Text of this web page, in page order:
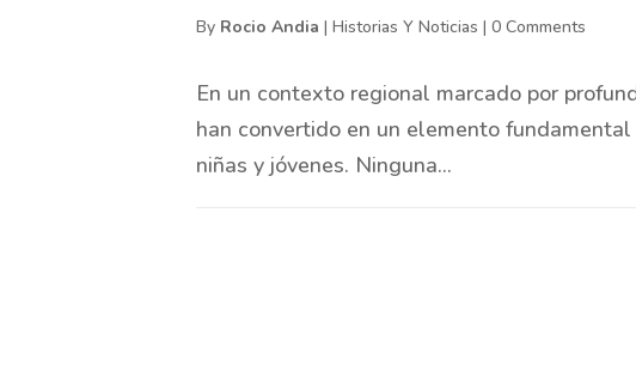
By Rocio Andia |Historias Y Noticias |0 Comments
En un contexto regional marcado por
han convertido en un elemento
niñas y jóvenes. Ninguna...